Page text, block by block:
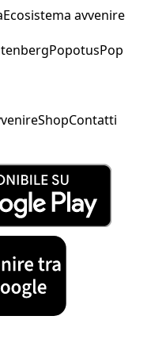
Ecosistema avvenire
PopotusPop
ShopContatti